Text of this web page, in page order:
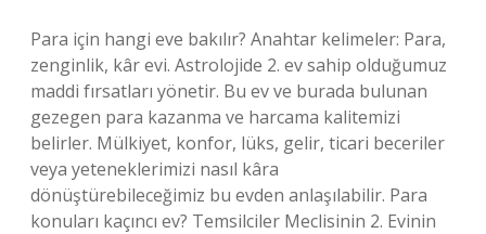
Para için hangi eve bakılır? Anahtar kelimeler: Para,
zenginlik, kâr evi. Astrolojide 2. ev sahip olduğumuz
maddi fırsatları yönetir. Bu ev ve burada bulunan
gezegen para kazanma ve harcama kalitemizi
belirler. Mülkiyet, konfor, lüks, gelir, ticari beceriler
veya yeteneklerimizi nasıl kâra
dönüştürebileceğimiz bu evden anlaşılabilir. Para
konuları kaçıncı ev? Temsilciler Meclisinin 2. Evinin